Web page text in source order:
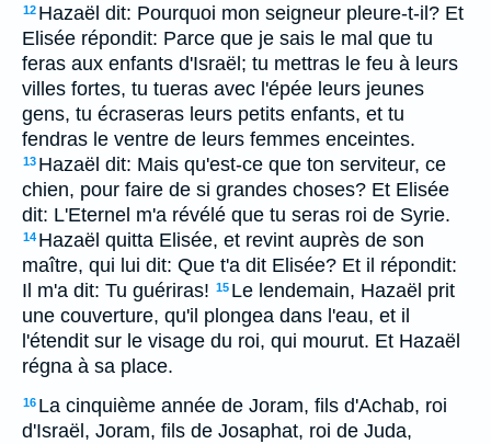
12 Hazaël dit: Pourquoi mon seigneur pleure-t-il? Et
Elisée répondit: Parce que je sais le mal que tu
feras aux enfants d'Israël; tu mettras le feu à leurs
villes fortes, tu tueras avec l'épée leurs jeunes
gens, tu écraseras leurs petits enfants, et tu
fendras le ventre de leurs femmes enceintes.
13 Hazaël dit: Mais qu'est-ce que ton serviteur, ce
chien, pour faire de si grandes choses? Et Elisée
dit: L'Eternel m'a révélé que tu seras roi de Syrie.
14 Hazaël quitta Elisée, et revint auprès de son
maître, qui lui dit: Que t'a dit Elisée? Et il répondit:
Il m'a dit: Tu guériras! 15 Le lendemain, Hazaël prit
une couverture, qu'il plongea dans l'eau, et il
l'étendit sur le visage du roi, qui mourut. Et Hazaël
régna à sa place.
16 La cinquième année de Joram, fils d'Achab, roi
d'Israël, Joram, fils de Josaphat, roi de Juda,